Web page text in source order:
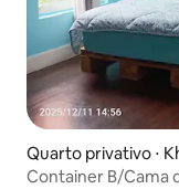
Quarto privativo ⋅
Container B/Cama